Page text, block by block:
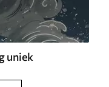
uniek